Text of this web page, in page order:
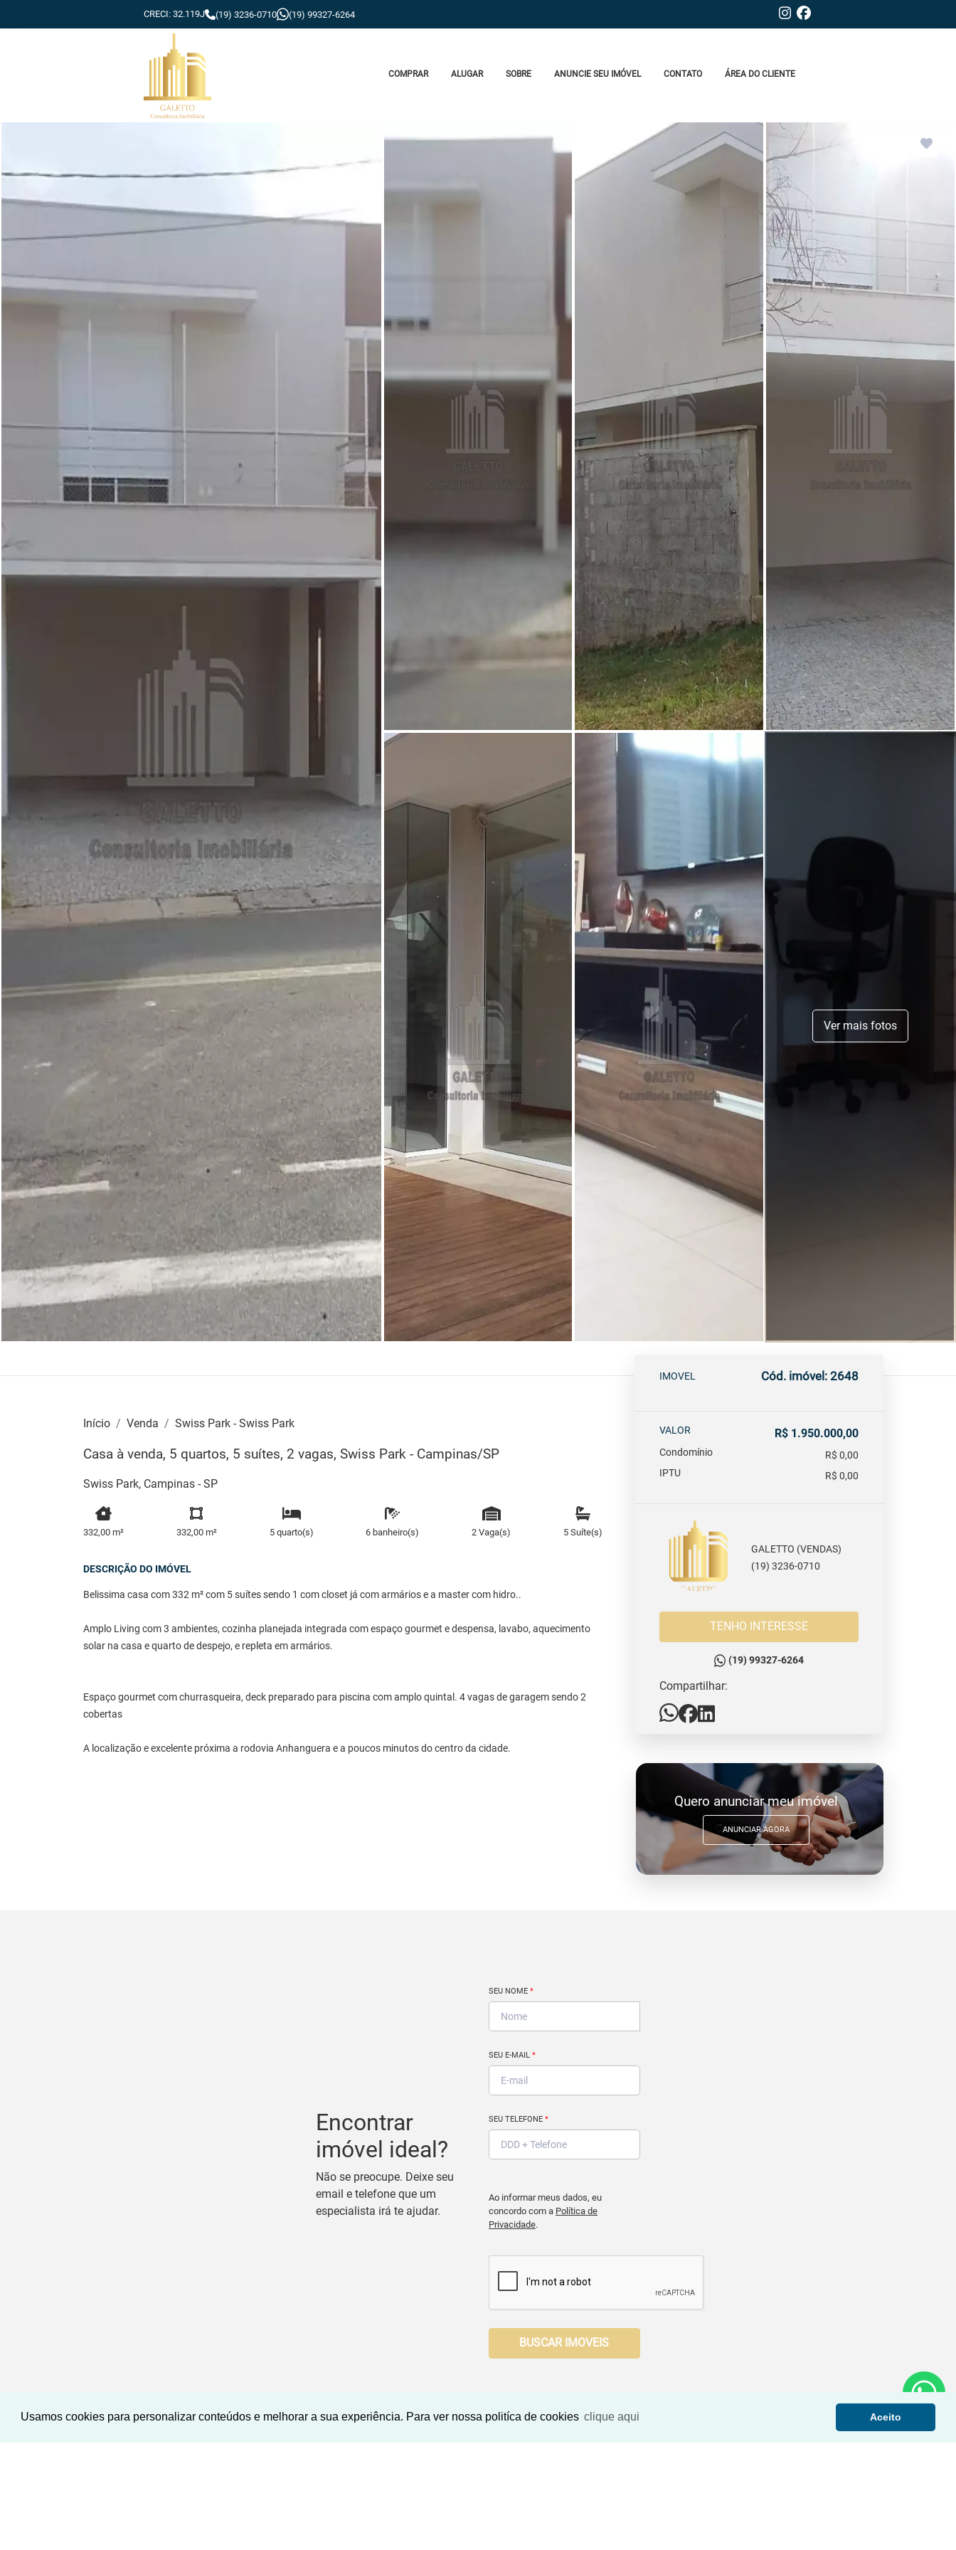
Usamos cookies para personalizar conteúdos e melhorar a sua experiência. Para ver nossa politíca de cookies clique aqui Aceito
CRECI: 32.119J (19) 3236-0710 (19) 99327-6264
COMPRAR ALUGAR SOBRE ANUNCIE SEU IMÓVEL CONTATO ÁREA DO CLIENTE
Ver mais fotos
Início Venda Swiss Park - Swiss Park
Casa à venda, 5 quartos, 5 suítes, 2 vagas, Swiss Park - Campinas/SP
Swiss Park, Campinas - SP
332,00 m² 332,00 m² 5 quarto(s) 6 banheiro(s) 2 Vaga(s) 5 Suíte(s)
DESCRIÇÃO DO IMÓVEL
Belissima casa com 332 m² com 5 suítes sendo 1 com closet já com armários e a master com hidro..
Amplo Living com 3 ambientes, cozinha planejada integrada com espaço gourmet e despensa, lavabo, aquecimento
solar na casa e quarto de despejo, e repleta em armários.
Espaço gourmet com churrasqueira, deck preparado para piscina com amplo quintal. 4 vagas de garagem sendo 2
cobertas
A localização e excelente próxima a rodovia Anhanguera e a poucos minutos do centro da cidade.
IMOVEL Cód. imóvel: 2648
VALOR R$ 1.950.000,00
Condomínio
R$ 0,00
IPTU
R$ 0,00
GALETTO (VENDAS)
(19) 3236-0710
TENHO INTERESSE
(19) 99327-6264
Compartilhar:
Quero anunciar meu imóvel
ANUNCIAR AGORA
Encontrar
imóvel ideal?
Não se preocupe. Deixe seu
email e telefone que um
especialista irá te ajudar.
SEU NOME *
SEU E-MAIL *
SEU TELEFONE *
Ao informar meus dados, eu
concordo com a Política de
Privacidade.
BUSCAR IMOVEIS